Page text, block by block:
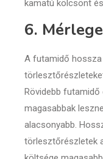
kamatú kölcsönt
6.
A futamidő
Rövidebb
magasabbak
alacsonyabb.
törlesztőrészletek